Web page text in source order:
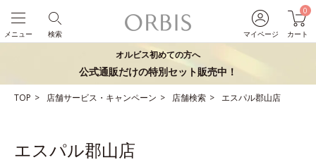
マイページ
0
カート
検索
メニュー
オルビス初めての方へ
公式通販だけの特別セット販売中！
TOP 店舗サービス・キャンペーン 店舗検索 エスパル郡山店
エスパル郡山店